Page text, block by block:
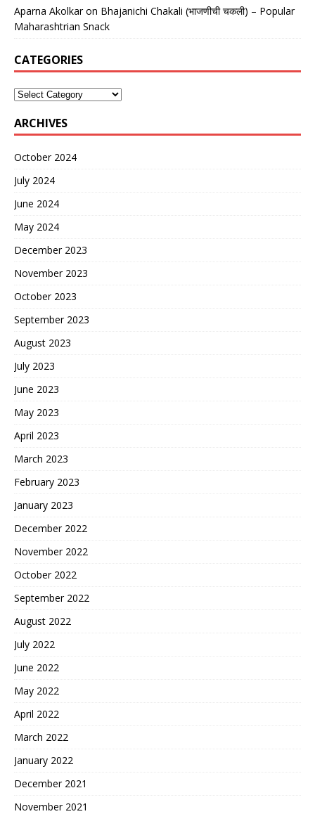
Aparna Akolkaron Bhajanichi Chakali (भाजणीची चकली) – Popular
Maharashtrian Snack
CATEGORIES
ARCHIVES
October 2024
July 2024
June 2024
May 2024
December 2023
November 2023
October 2023
September 2023
August 2023
July 2023
June 2023
May 2023
April 2023
March 2023
February 2023
January 2023
December 2022
November 2022
October 2022
September 2022
August 2022
July 2022
June 2022
May 2022
April 2022
March 2022
January 2022
December 2021
November 2021